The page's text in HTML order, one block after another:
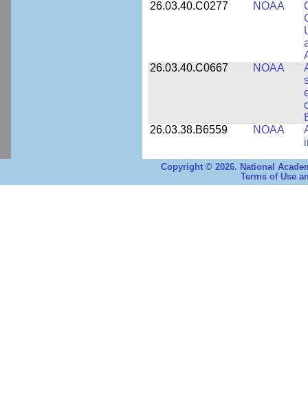
26.03.40.C0277 NOAA
26.03.40.C0667
NOAA
26.03.38.B6559
NOAA
Copyright © 2026. National
Terms of Use